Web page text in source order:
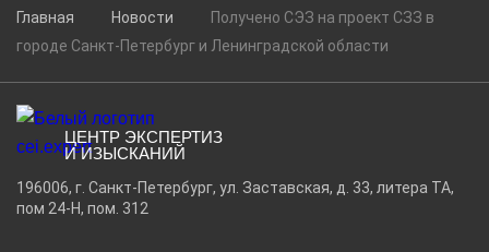
Главная Новости
Получено СЭЗ на проект СЗЗ в
городе Санкт-Петербург и Ленинградской области
ЦЕНТР ЭКСПЕРТИЗ
И ИЗЫСКАНИЙ
196006, г. Санкт-Петербург, ул. Заставская, д. 33, литера ТА,
пом 24-Н, пом. 312